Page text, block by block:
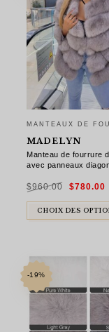
MANTEAUX DE
MADELYN
Manteau de fourrure
avec panneaux
$960.00
Le
prix
était :
$960.00.
$780.00
CHOIX DES
-19%